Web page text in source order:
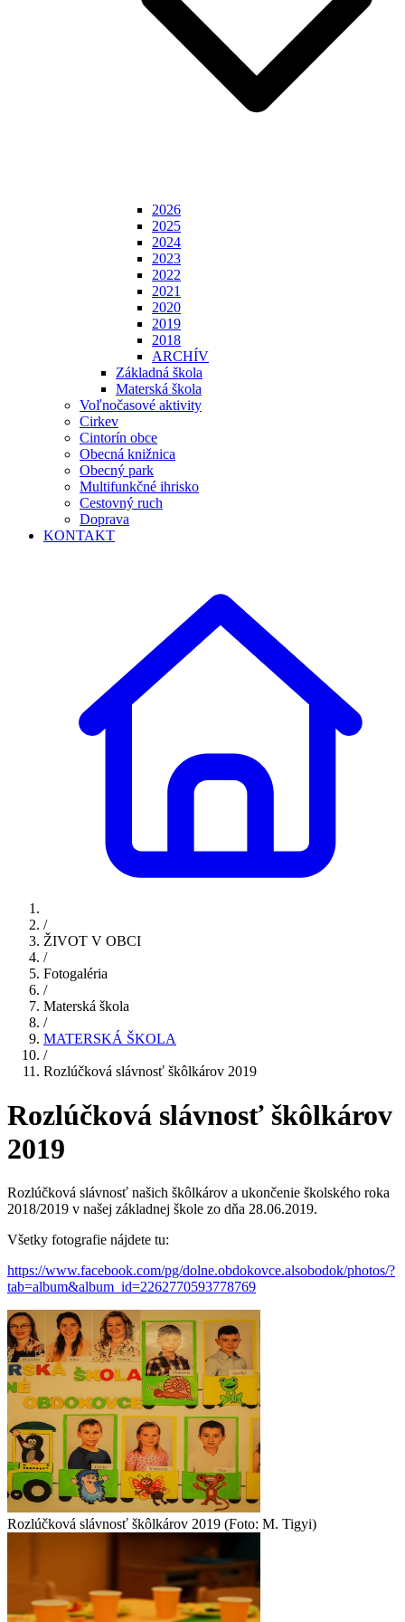
2026
2025
2024
2023
2022
2021
2020
2019
2018
ARCHÍV
Základná škola
Materská škola
Voľnočasové aktivity
Cirkev
Cintorín obce
Obecná knižnica
Obecný park
Multifunkčné ihrisko
Cestovný ruch
Doprava
KONTAKT
/
ŽIVOT V OBCI
/
Fotogaléria
/
Materská škola
/
MATERSKÁ ŠKOLA
/
Rozlúčková slávnosť škôlkárov 2019
Rozlúčková slávnosť škôlkárov
2019
Rozlúčková slávnosť našich škôlkárov a ukončenie školského roka
2018/2019 v našej základnej škole zo dňa 28.06.2019.
Všetky fotografie nájdete tu:
https://www.facebook.com/pg/dolne.obdokovce.alsobodok/photos/?
tab=album&album_id=2262770593778769
Rozlúčková slávnosť škôlkárov 2019 (Foto: M. Tigyi)